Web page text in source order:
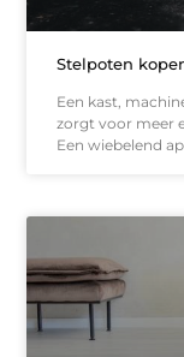
Stelpoten
Een kast,
zorgt voor meer
Een wiebelend